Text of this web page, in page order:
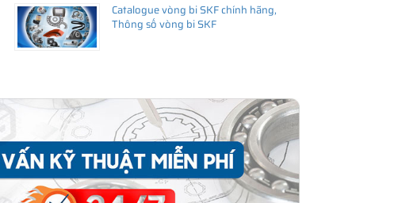
Catalogue vòng bi SKF chính hãng,
Thông số vòng bi SKF